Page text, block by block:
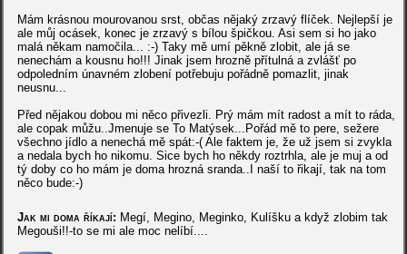
Mám krásnou mourovanou srst, občas nějaký zrzavý flíček. Nejlepší je
ale můj ocásek, konec je zrzavý s bílou špičkou. Asi sem si ho jako
malá někam namočila... :-) Taky mě umí pěkně zlobit, ale já se
nenechám a kousnu ho!!! Jinak jsem hrozně přítulná a zvlášť po
odpoledním únavném zlobení potřebuju pořádně pomazlit, jinak
neusnu...
Před nějakou dobou mi něco přivezli. Prý mám mít radost a mít to ráda,
ale copak můžu..Jmenuje se To Matýsek...Pořád mě to pere, sežere
všechno jídlo a nenechá mě spát:-( Ale faktem je, že už jsem si zvykla
a nedala bych ho nikomu. Sice bych ho někdy roztrhla, ale je muj a od
tý doby co ho mám je doma hrozná sranda..I naší to řikají, tak na tom
něco bude:-)
Jak mi doma říkají: Megí, Megino, Meginko, Kulíšku a když zlobim tak
Megouši!!-to se mi ale moc nelíbí....